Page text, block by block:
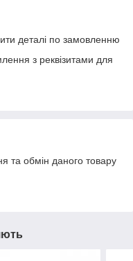
деталі по замовленню
з реквізитами для
та обмін даного товару